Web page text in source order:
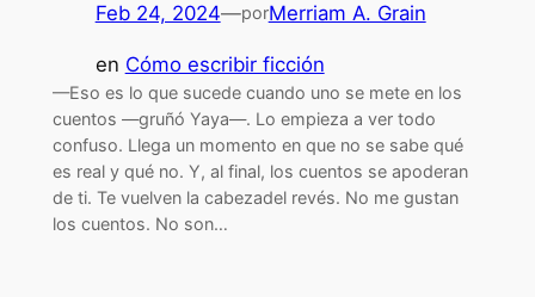
Feb 24, 2024—porMerriam A. Grain
en Cómo escribir ficción
—Eso es lo que sucede cuando uno se mete en los
cuentos —gruñó Yaya—. Lo empieza a ver todo
confuso. Llega un momento en que no se sabe qué
es real y qué no. Y, al final, los cuentos se apoderan
de ti. Te vuelven la cabezadel revés. No me gustan
los cuentos. No son…